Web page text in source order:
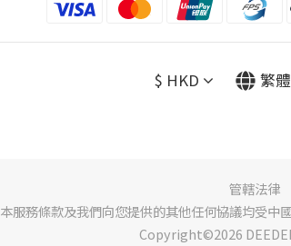
$ HKD 繁
管轄法律
本服務條款及我們向您提供的其他任何協議均受中
Copyright©2026